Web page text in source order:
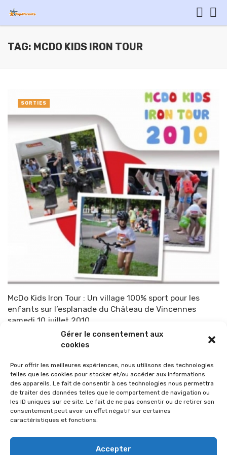
Gérer le consentement aux
cookies
Pour offrir les meilleures expériences, nous utilisons des technologies
telles que les cookies pour stocker et/ou accéder aux informations
des appareils. Le fait de consentir à ces technologies nous permettra
de traiter des données telles que le comportement de navigation ou
les ID uniques sur ce site. Le fait de ne pas consentir ou de retirer son
consentement peut avoir un effet négatif sur certaines
caractéristiques et fonctions.
Accepter
TAG: MCDO KIDS IRON TOUR
McDo Kids Iron Tour : Un village 100% sport pour les
enfants sur l’esplanade du Château de Vincennes
samedi 10 juillet 2010
TOP-PARENTS 9 juillet 2010
SORTIES